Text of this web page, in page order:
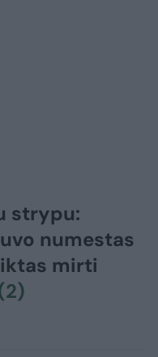
strypu:
numestas
mirti